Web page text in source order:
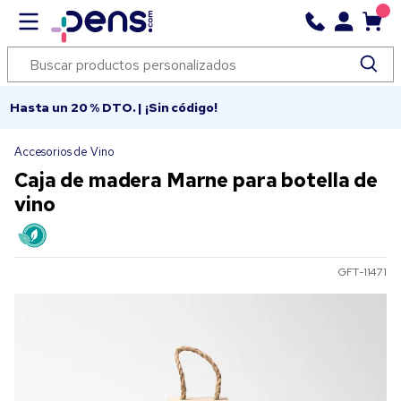
Hasta un 20 % DTO. | ¡Sin código!
Accesorios de Vino
Caja de madera Marne para botella de
vino
GFT-11471